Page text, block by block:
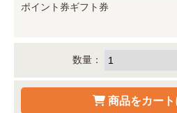
ポイント券ギフト券
数量：